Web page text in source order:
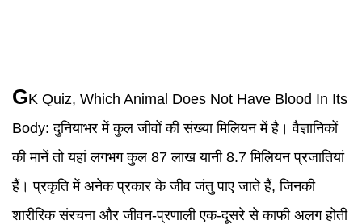
GK Quiz, Which Animal Does Not Have Blood In Its
Body:दुनियाभर में कुल जीवों की संख्या मिलियन में है। वैज्ञानिकों
की मानें तो यहां लगभग कुल 87 लाख यानी 8.7 मिलियन प्रजातियां
हैं। प्रकृति में अनेक प्रकार के जीव जंतु पाए जाते हैं, जिनकी
शारीरिक संरचना और जीवन-प्रणाली एक-दूसरे से काफी अलग होती